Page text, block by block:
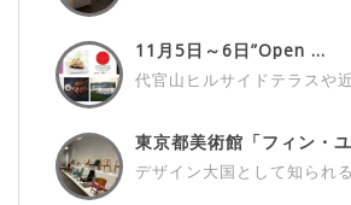
11月5日～6日”Open ...
代官山ヒルサイドテラスや
東京都美術館「フィン・
ク...
デザイン大国として知られ